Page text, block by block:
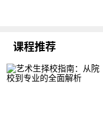
课程推荐